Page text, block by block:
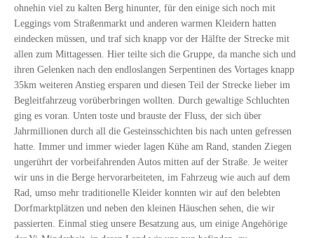
ohnehin viel zu kalten Berg hinunter, für den einige sich noch mit
Leggings vom Straßenmarkt und anderen warmen Kleidern hatten
eindecken müssen, und traf sich knapp vor der Hälfte der Strecke mit
allen zum Mittagessen. Hier teilte sich die Gruppe, da manche sich und
ihren Gelenken nach den endloslangen Serpentinen des Vortages knapp
35km weiteren Anstieg ersparen und diesen Teil der Strecke lieber im
Begleitfahrzeug vorüberbringen wollten. Durch gewaltige Schluchten
ging es voran. Unten toste und brauste der Fluss, der sich über
Jahrmillionen durch all die Gesteinsschichten bis nach unten gefressen
hatte. Immer und immer wieder lagen Kühe am Rand, standen Ziegen
ungerührt der vorbeifahrenden Autos mitten auf der Straße. Je weiter
wir uns in die Berge hervorarbeiteten, im Fahrzeug wie auch auf dem
Rad, umso mehr traditionelle Kleider konnten wir auf den belebten
Dorfmarktplätzen und neben den kleinen Häuschen sehen, die wir
passierten. Einmal stieg unsere Besatzung aus, um einige Angehörige